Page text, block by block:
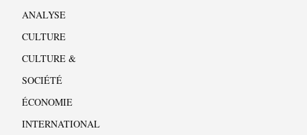
ANALYSE
CULTURE
CULTURE &
SOCIÉTÉ
ÉCONOMIE
INTERNATIONAL